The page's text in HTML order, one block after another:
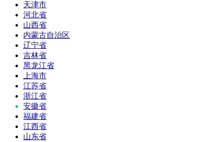
天津市
河北省
山西省
内蒙古自治区
辽宁省
吉林省
黑龙江省
上海市
江苏省
浙江省
安徽省
福建省
江西省
山东省